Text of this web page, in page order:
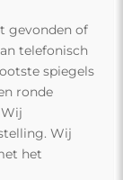
gevonden of
telefonisch
spiegels
ronde
Wij
Wij
het